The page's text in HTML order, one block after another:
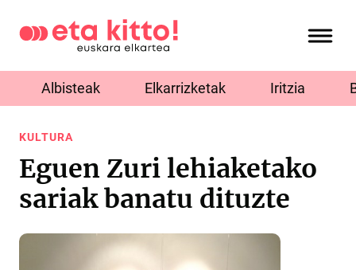
Albisteak Elkarrizketak Iritzia
KULTURA
Eguen Zuri lehiaketako
sariak banatu dituzte